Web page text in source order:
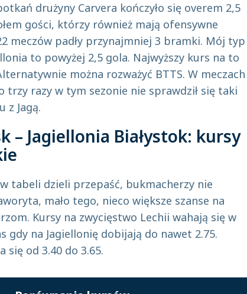
drużyny Carvera kończyło się overem 2,5
gości, którzy również mają ofensywne
meczów padły przynajmniej 3 bramki. Mój typ
to powyżej 2,5 gola. Najwyższy kurs na to
można rozważyć BTTS. W meczach
trzy razy w tym sezonie nie sprawdził się taki
z Jagą.
– Jagiellonia Białystok: kursy
tabeli dzieli przepaść, bukmacherzy nie
mało tego, nieco większe szanse na
Kursy na zwycięstwo Lechii wahają się w
gdy na Jagiellonię dobijają do nawet 2.75.
się od 3.40 do 3.65.